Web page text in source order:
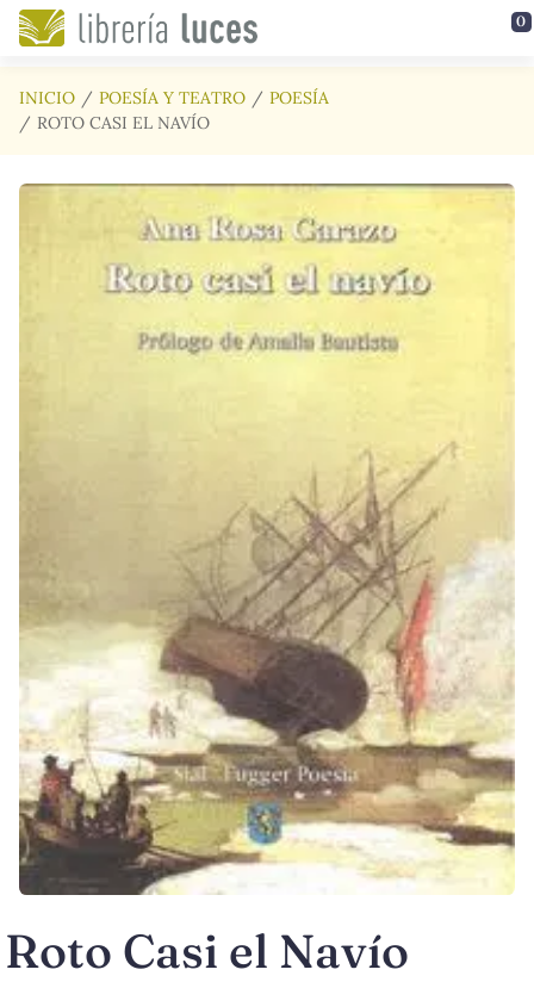
Saltar al contenido principal 0
INICIO POESÍA Y TEATRO
POESÍA
ROTO CASI EL NAVÍO
Roto Casi el Navío